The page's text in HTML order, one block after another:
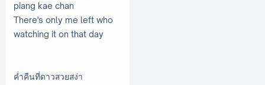
piang kae chan
There's only me left who
watching it on that day
ค่ำคืนที่ดาวสวยสง่า